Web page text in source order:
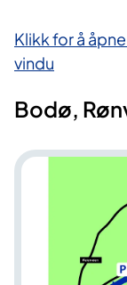
Klikk for å
vindu
Bodø,